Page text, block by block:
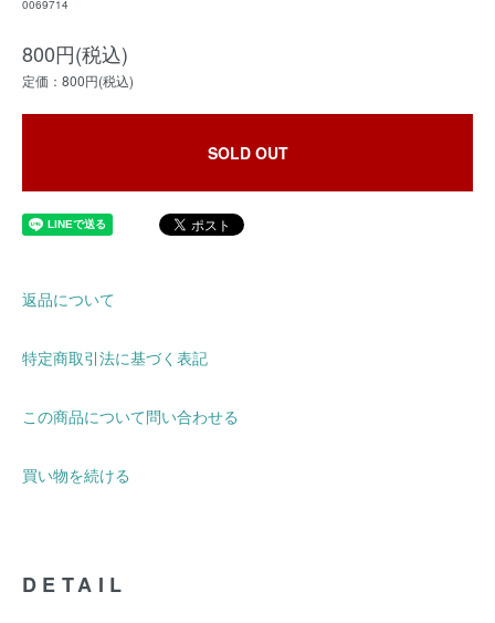
0069714
800円(税込)
定価：800円(税込)
SOLD OUT
返品について
特定商取引法に基づく表記
この商品について問い合わせる
買い物を続ける
DETAIL